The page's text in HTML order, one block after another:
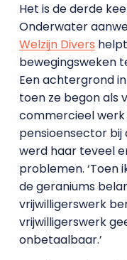
Het is de derde
Onderwater
Welzijn Divers
bewegingsweken
Een achtergrond
toen ze begon als
commercieel werk
pensioensector bij
werd haar teveel
problemen. ‘Toen
de geraniums
vrijwilligerswerk
vrijwilligerswerk
onbetaalbaar.’